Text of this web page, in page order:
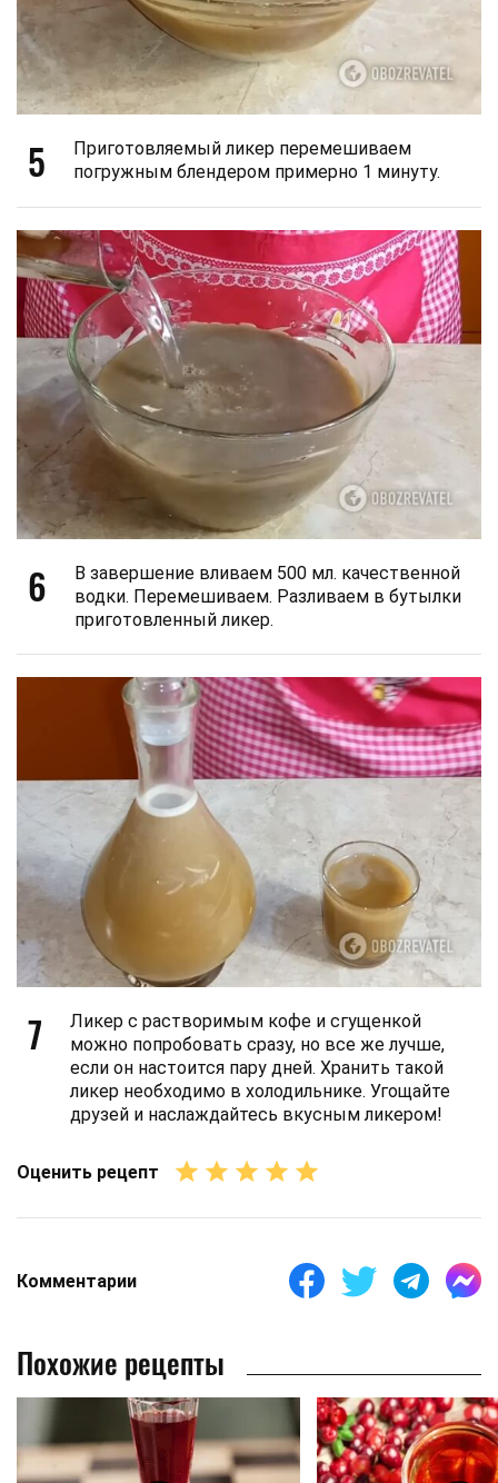
5
Приготовляемый ликер перемешиваем
погружным блендером примерно 1 минуту.
6
В завершение вливаем 500 мл. качественной
водки. Перемешиваем. Разливаем в бутылки
приготовленный ликер.
7
Ликер с растворимым кофе и сгущенкой
можно попробовать сразу, но все же лучше,
если он настоится пару дней. Хранить такой
ликер необходимо в холодильнике. Угощайте
друзей и наслаждайтесь вкусным ликером!
Оценить рецепт
Комментарии
Похожие рецепты